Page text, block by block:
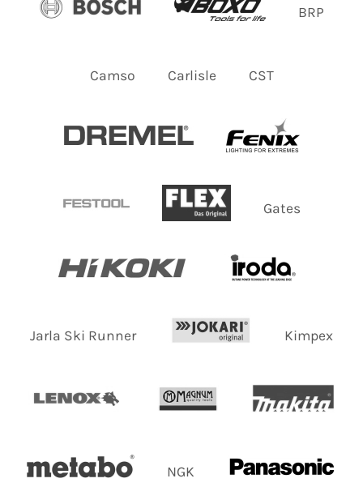
BRP
Camso Carlisle CST
Gates
Jarla Ski Runner Kimpex
NGK